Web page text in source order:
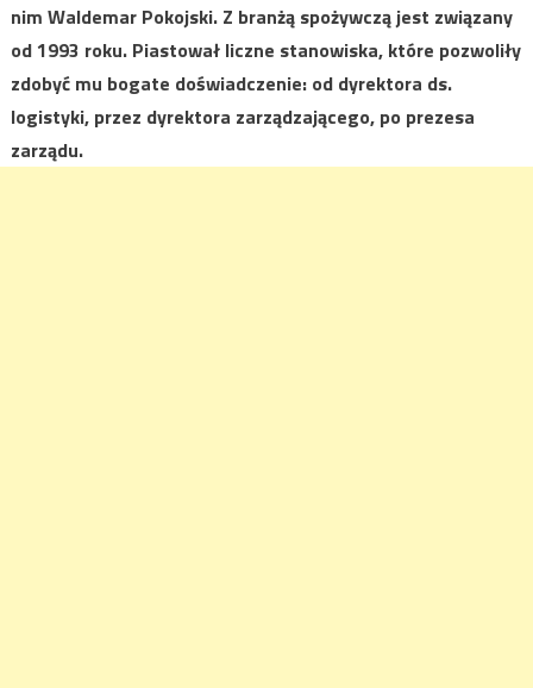
nim Waldemar Pokojski. Z branżą spożywczą jest związany
od 1993 roku. Piastował liczne stanowiska, które pozwoliły
zdobyć mu bogate doświadczenie: od dyrektora ds.
logistyki, przez dyrektora zarządzającego, po prezesa
zarządu.